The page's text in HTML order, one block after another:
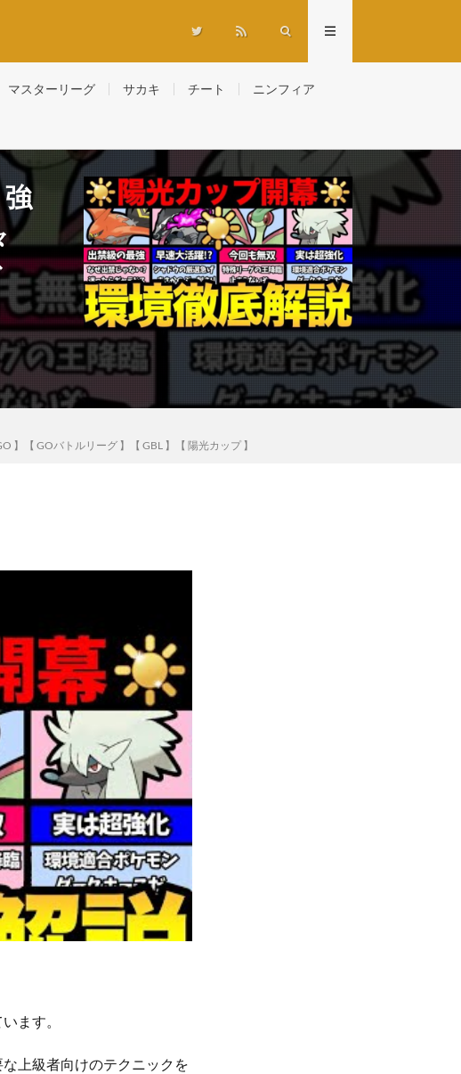
マスターリーグ サカキ チート ニンフィア
【 GOバトルリーグ 】【 GBL 】【 陽光カップ 】
ます。
上級者向けのテクニックを